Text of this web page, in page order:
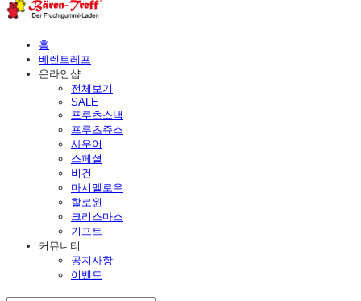
홈
베렌트레프
온라인샵
전체보기
SALE
프루츠스낵
프루츠쥬스
사우어
스페셜
비건
마시멜로우
할로윈
크리스마스
기프트
커뮤니티
공지사항
이벤트